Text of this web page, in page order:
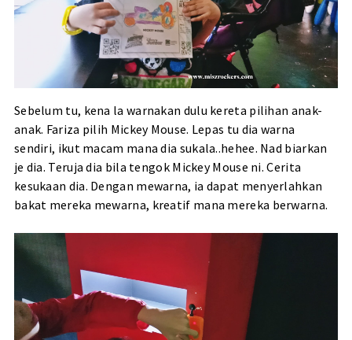
Sebelum tu, kena la warnakan dulu kereta pilihan anak-
anak. Fariza pilih Mickey Mouse. Lepas tu dia warna
sendiri, ikut macam mana dia sukala..hehee. Nad biarkan
je dia. Teruja dia bila tengok Mickey Mouse ni. Cerita
kesukaan dia. Dengan mewarna, ia dapat menyerlahkan
bakat mereka mewarna, kreatif mana mereka berwarna.